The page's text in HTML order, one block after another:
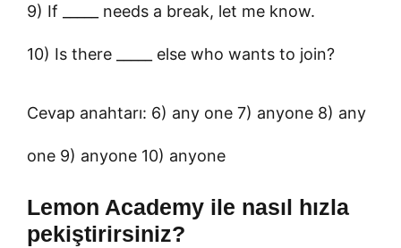
9) If _____ needs a break, let me know.
10) Is there _____ else who wants to join?
Cevap anahtarı: 6) any one 7) anyone 8) any
one 9) anyone 10) anyone
Lemon Academy ile nasıl hızla
pekiştirirsiniz?